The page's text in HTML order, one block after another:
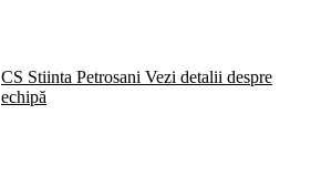
CS Stiinta Petrosani Vezi detalii despre
echipă